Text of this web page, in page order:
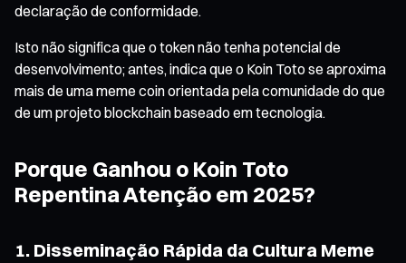
declaração de conformidade.
Isto não significa que o token não tenha potencial de
desenvolvimento; antes, indica que o Koin Toto se aproxima
mais de uma meme coin orientada pela comunidade do que
de um projeto blockchain baseado em tecnologia.
Porque Ganhou o Koin Toto
Repentina Atenção em 2025?
1. Disseminação Rápida da Cultura Meme